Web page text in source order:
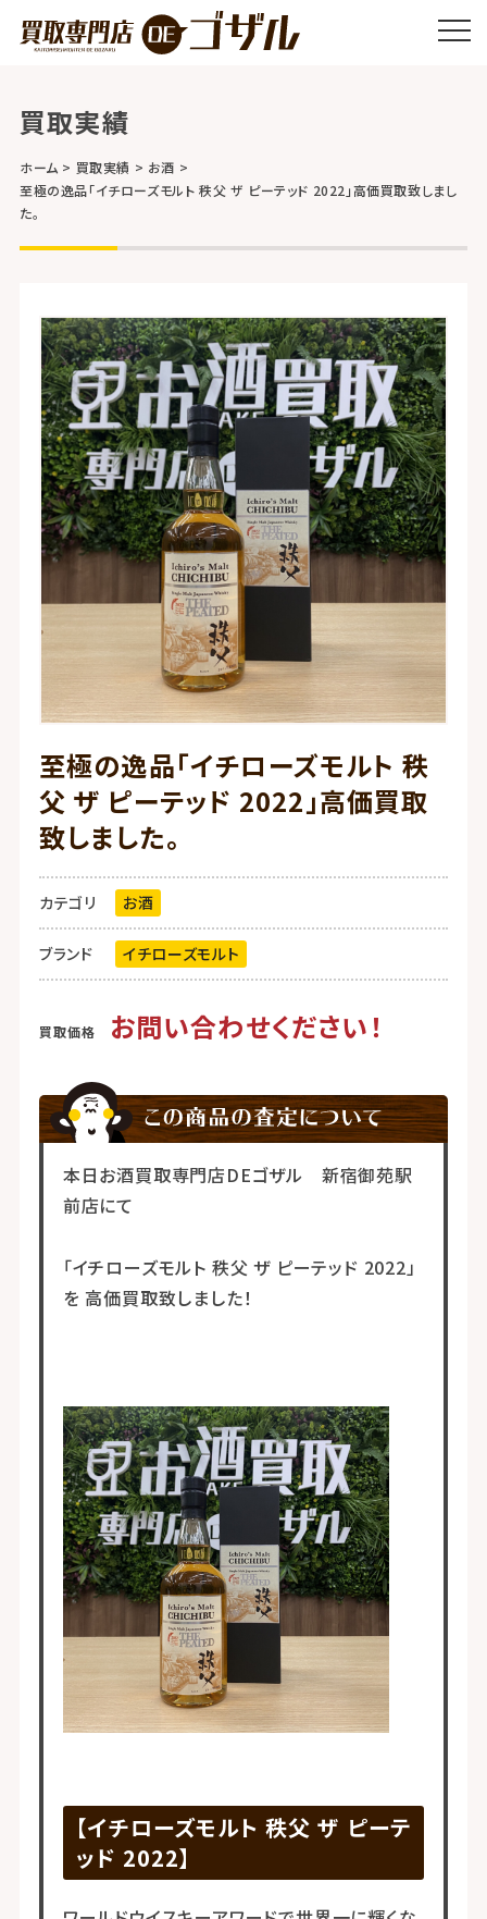
買取実績
ホーム 買取実績
お酒
至極の逸品「イチローズモルト 秩父 ザ ピーテッド 2022」高価買取致しまし
た。
至極の逸品「イチローズモルト 秩
父 ザ ピーテッド 2022」高価買取
致しました。
カテゴリ お酒
ブランド イチローズモルト
お問い合わせください！
本日お酒買取専門店DEゴザル 新宿御苑駅
前店にて
「イチローズモルト 秩父 ザ ピーテッド 2022」
を 高価買取致しました！
【イチローズモルト 秩父 ザ ピーテ
ッド 2022】